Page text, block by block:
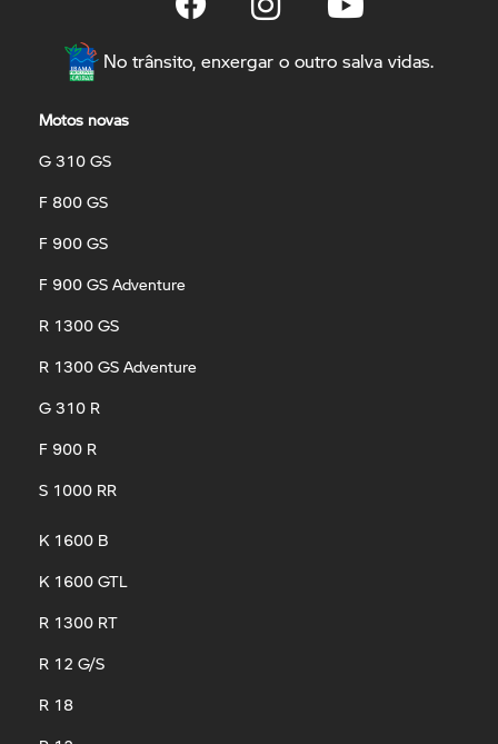
No trânsito, enxergar o outro salva vidas.
Motos novas
G 310 GS
F 800 GS
F 900 GS
F 900 GS Adventure
R 1300 GS
R 1300 GS Adventure
G 310 R
F 900 R
S 1000 RR
K 1600 B
K 1600 GTL
R 1300 RT
R 12 G/S
R 18